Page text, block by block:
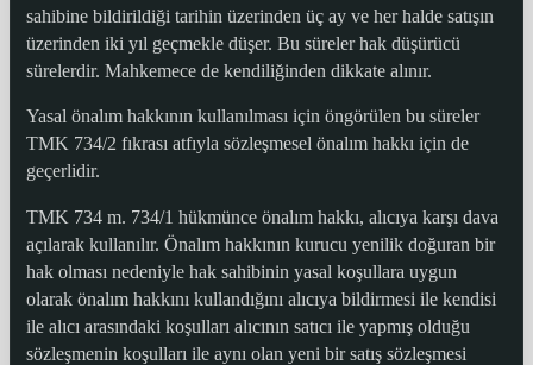
sahibine bildirildiği tarihin üzerinden üç ay ve her halde satışın
üzerinden iki yıl geçmekle düşer. Bu süreler hak düşürücü
sürelerdir. Mahkemece de kendiliğinden dikkate alınır.
Yasal önalım hakkının kullanılması için öngörülen bu süreler
TMK 734/2 fıkrası atfıyla sözleşmesel önalım hakkı için de
geçerlidir.
TMK 734 m. 734/1 hükmünce önalım hakkı, alıcıya karşı dava
açılarak kullanılır. Önalım hakkının kurucu yenilik doğuran bir
hak olması nedeniyle hak sahibinin yasal koşullara uygun
olarak önalım hakkını kullandığını alıcıya bildirmesi ile kendisi
ile alıcı arasındaki koşulları alıcının satıcı ile yapmış olduğu
sözleşmenin koşulları ile aynı olan yeni bir satış sözleşmesi